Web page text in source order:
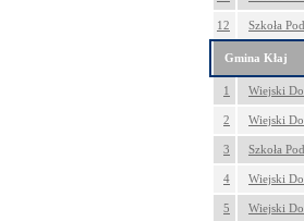
12 Szkoła
Gmina Kłaj
1 Wiejski
2 Wiejski
3 Szkoła
4 Wiejski
5 Wiejski